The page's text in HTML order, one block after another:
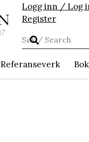
Logg inn / Log
Register
Referanseverk